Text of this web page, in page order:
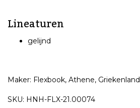
Lineaturen
gelijnd
Maker: Flexbook, Athene, Griekenland
SKU: HNH-FLX-21.00074